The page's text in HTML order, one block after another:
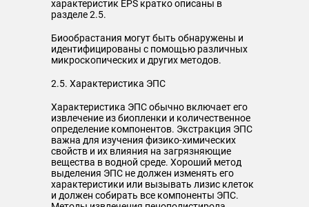
характеристик EPS кратко описаны в
разделе 2.5.
Биообрастания могут быть обнаружены и
идентифицированы с помощью различных
микроскопических и других методов.
2.5. Характеристика ЭПС
Характеристика ЭПС обычно включает его
извлечение из биопленки и количественное
определение компонентов. Экстракция ЭПС
важна для изучения физико-химических
свойств и их влияния на загрязняющие
вещества в водной среде. Хороший метод
выделения ЭПС не должен изменять его
характеристики или вызывать лизис клеток
и должен собирать все компоненты ЭПС.